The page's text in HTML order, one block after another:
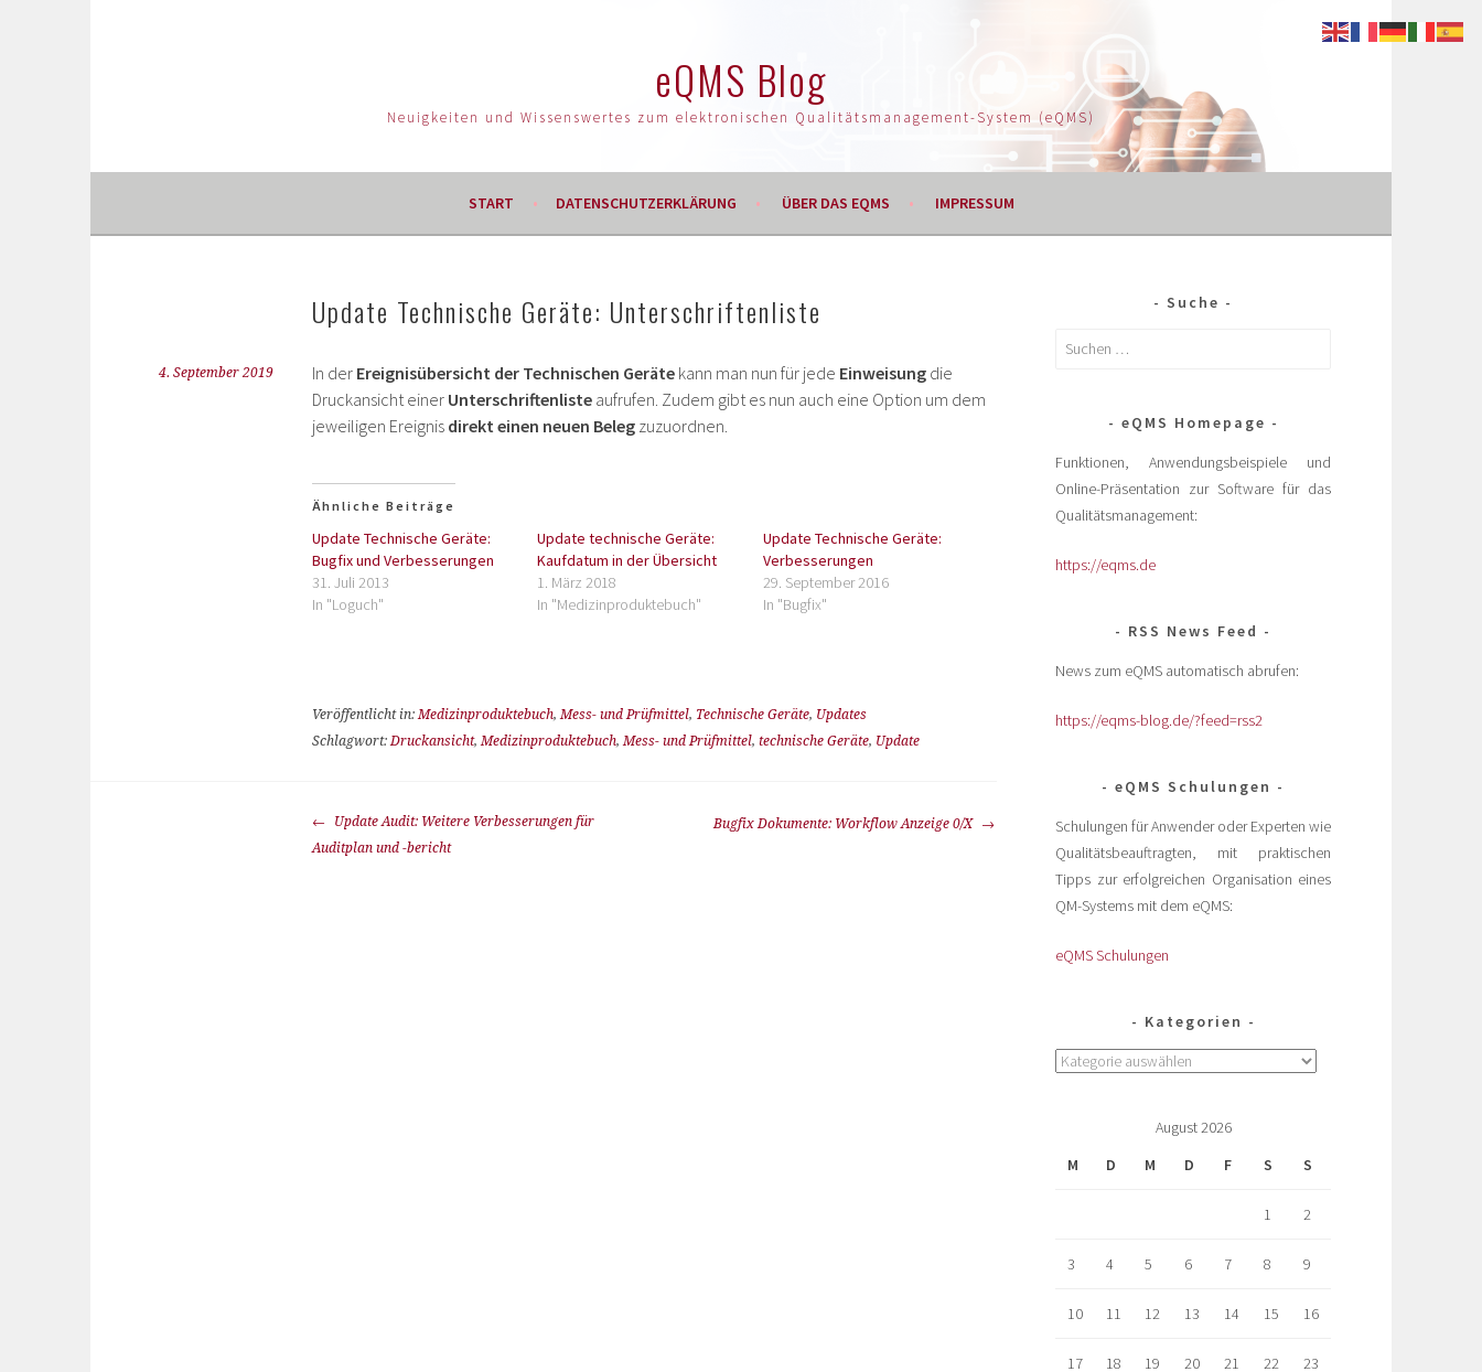
eQMS Blog
Neuigkeiten und Wissenswertes zum elektronischen Qualitätsmanagement-System (eQMS)
START DATENSCHUTZERKLÄRUNG ÜBER DAS EQMS IMPRESSUM
Update Technische Geräte: Unterschriftenliste
4. September 2019 In der Ereignisübersicht der Technischen Geräte kann man nun für jede Einweisung die
Druckansicht einer Unterschriftenliste aufrufen. Zudem gibt es nun auch eine Option um dem
jeweiligen Ereignis direkt einen neuen Beleg zuzuordnen.
Ähnliche Beiträge
Update Technische Geräte:
Bugfix und Verbesserungen
31. Juli 2013
In "Loguch"
Update technische Geräte:
Kaufdatum in der Übersicht
1. März 2018
In "Medizinproduktebuch"
Update Technische Geräte:
Verbesserungen
29. September 2016
In "Bugfix"
Veröffentlicht in:Medizinproduktebuch,Mess- und Prüfmittel, Technische Geräte, Updates
Schlagwort:Druckansicht,Medizinproduktebuch,Mess- und Prüfmittel, technische Geräte, Update
Update Audit: Weitere Verbesserungen für
Auditplan und -bericht
Bugfix Dokumente: Workflow Anzeige 0/X
Suche
eQMS Homepage
Funktionen, Anwendungsbeispiele und
Online-Präsentation zur Software für das
Qualitätsmanagement:
https://eqms.de
RSS News Feed
News zum eQMS automatisch abrufen:
https://eqms-blog.de/?feed=rss2
eQMS Schulungen
Schulungen für Anwender oder Experten wie
Qualitätsbeauftragten, mit praktischen
Tipps zur erfolgreichen Organisation eines
QM-Systems mit dem eQMS:
eQMS Schulungen
Kategorien
August 2026
M
D M D F S S
1 2
3 4 5 6 7 8 9
10 11 12 13 14 15 16
17 18 19 20 21 22 23